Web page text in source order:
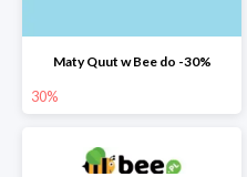
Maty Quut w Bee do -30%
30%